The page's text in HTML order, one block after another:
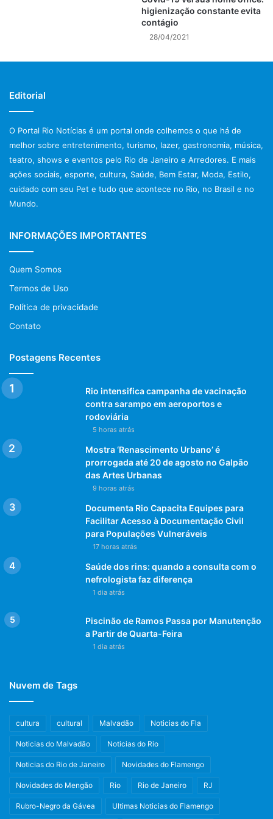
higienização constante evita
contágio
28/04/2021
Editorial
O Portal Rio Notícias é um portal onde colhemos o que há de
melhor sobre entretenimento, turismo, lazer, gastronomia, música,
teatro, shows e eventos pelo Rio de Janeiro e Arredores. E mais
ações sociais, esporte, cultura, Saúde, Bem Estar, Moda, Estilo,
cuidado com seu Pet e tudo que acontece no Rio, no Brasil e no
Mundo.
INFORMAÇÕES IMPORTANTES
Quem Somos
Termos de Uso
Política de privacidade
Contato
Postagens Recentes
Rio intensifica campanha de vacinação
contra sarampo em aeroportos e
rodoviária
5 horas atrás
Mostra ‘Renascimento Urbano’ é
prorrogada até 20 de agosto no Galpão
das Artes Urbanas
9 horas atrás
Documenta Rio Capacita Equipes para
Facilitar Acesso à Documentação Civil
para Populações Vulneráveis
17 horas atrás
Saúde dos rins: quando a consulta com o
nefrologista faz diferença
1 dia atrás
Piscinão de Ramos Passa por Manutenção
a Partir de Quarta-Feira
1 dia atrás
Nuvem de Tags
cultura cultural Malvadão Noticias do Fla
Noticias do Malvadão Noticias do Rio
Noticias do Rio de Janeiro Novidades do Flamengo
Novidades do Mengão Rio Rio de Janeiro RJ
Rubro-Negro da Gávea Ultimas Noticias do Flamengo